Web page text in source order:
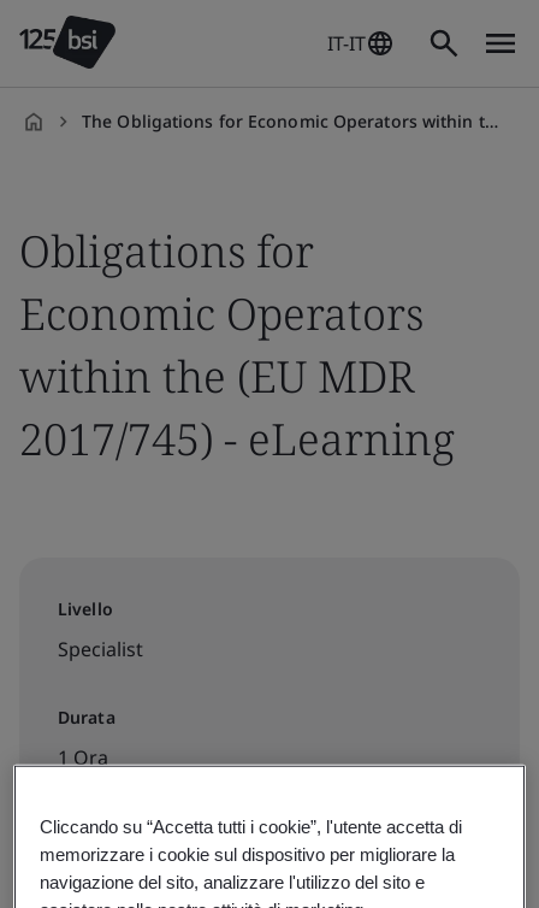
IT-IT
The Obligations for Economic Operators within the MDR On-demand
Obligations for
Economic Operators
within the (EU MDR
2017/745) - eLearning
Livello
Specialist
Durata
1 Ora
Disponibile per la prenotazione:
Cliccando su “Accetta tutti i cookie”, l'utente accetta di
memorizzare i cookie sul dispositivo per migliorare la
navigazione del sito, analizzare l'utilizzo del sito e